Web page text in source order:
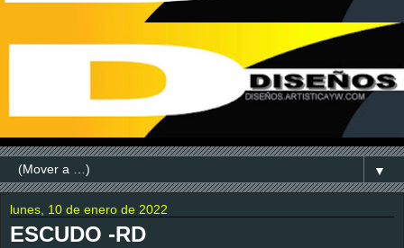
▼
lunes, 10 de enero de 2022
ESCUDO -RD